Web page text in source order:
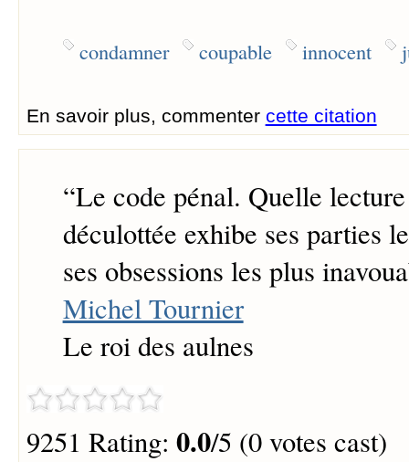
condamner coupable innocent
En savoir plus, commenter cette citation
“Le code pénal. Quelle
déculottée exhibe ses parties
ses obsessions les plus
Michel Tournier
Le roi des aulnes
9251 Rating: 0.0/5 (0 votes cast)